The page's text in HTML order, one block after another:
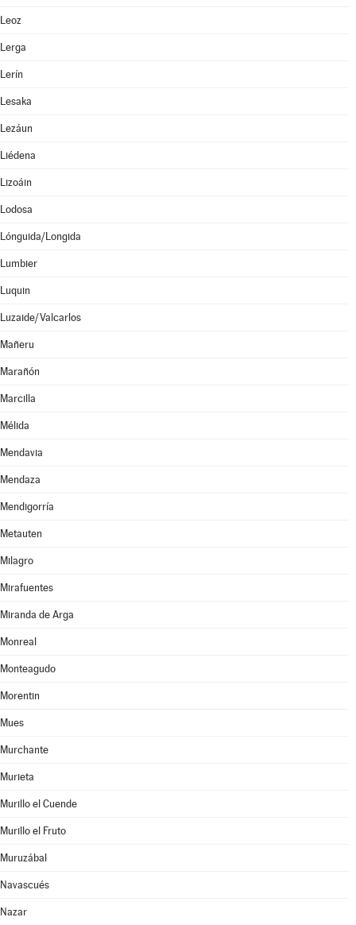
Leoz
Lerga
Lerín
Lesaka
Lezáun
Liédena
Lizoáin
Lodosa
Lónguida/Longida
Lumbier
Luquin
Luzaide/Valcarlos
Mañeru
Marañón
Marcilla
Mélida
Mendavia
Mendaza
Mendigorría
Metauten
Milagro
Mirafuentes
Miranda de Arga
Monreal
Monteagudo
Morentin
Mues
Murchante
Murieta
Murillo el Cuende
Murillo el Fruto
Muruzábal
Navascués
Nazar